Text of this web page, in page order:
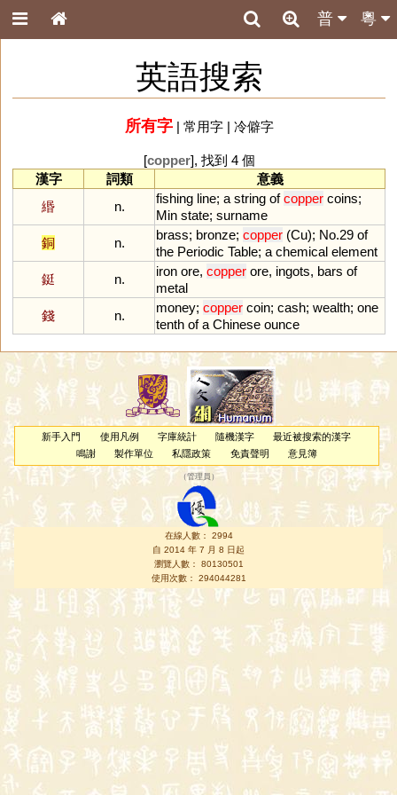
粵
普
英語搜索
所有字| 常用字| 冷僻字
[copper], 找到 4 個
漢字
詞類
意義
緡
n.
fishing line; a string of copper coins;
Min state; surname
銅
n.
brass; bronze; copper (Cu); No.29 of
the Periodic Table; a chemical element
鋌
n.
iron ore, copper ore, ingots, bars of
metal
錢
n.
money; copper coin; cash; wealth; one
tenth of a Chinese ounce
新手入門 使用凡例 字庫統計 隨機漢字
最近被搜索的漢字
鳴謝
製作單位 私隱政策 免責聲明 意見簿
（管理員 ）
在線人數： 2994
自 2014 年 7 月 8 日起
瀏覽人數： 80130501
使用次數： 294044281